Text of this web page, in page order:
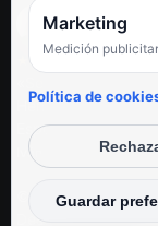
★★★★★
Hemos comprado
Espectacular,
Iván Rodríguez Ramos
© Electrodirecto
Desarrollo y
Marketing
Medición
Política de
Guardar